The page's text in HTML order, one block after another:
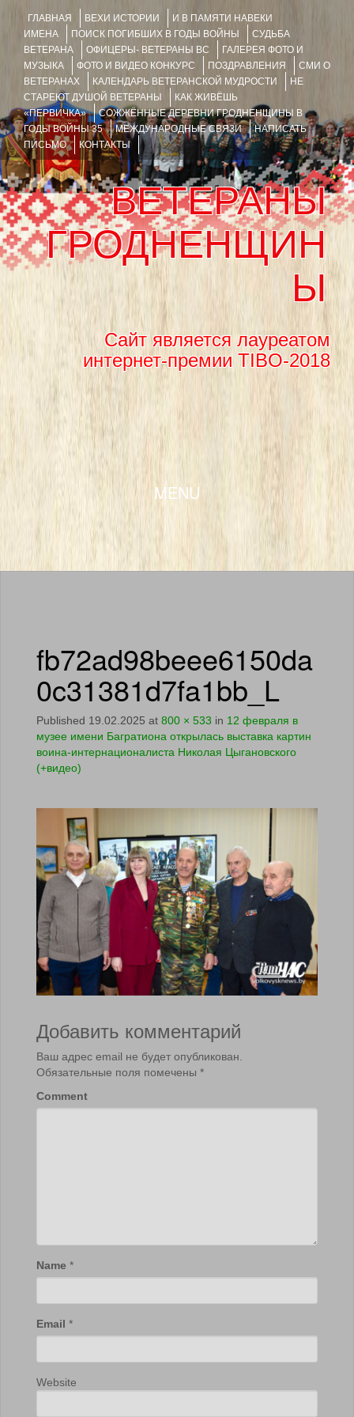
ГЛАВНАЯ ВЕХИ ИСТОРИИ
И В ПАМЯТИ НАВЕКИ
ИМЕНА
ПОИСК ПОГИБШИХ В ГОДЫ ВОЙНЫ
СУДЬБА
ВЕТЕРАНА
ОФИЦЕРЫ- ВЕТЕРАНЫ ВС
ГАЛЕРЕЯ ФОТО И
МУЗЫКА
ФОТО И ВИДЕО КОНКУРС ПОЗДРАВЛЕНИЯ
СМИ О
ВЕТЕРАНАХ
КАЛЕНДАРЬ ВЕТЕРАНСКОЙ МУДРОСТИ
НЕ
СТАРЕЮТ ДУШОЙ ВЕТЕРАНЫ
КАК ЖИВЁШЬ
«ПЕРВИЧКА»
СОЖЖЁННЫЕ ДЕРЕВНИ ГРОДНЕНЩИНЫ В
ГОДЫ ВОЙНЫ 35
МЕЖДУНАРОДНЫЕ СВЯЗИ
НАПИСАТЬ
ПИСЬМО
КОНТАКТЫ
ВЕТЕРАНЫ
ГРОДНЕНЩИН
Ы
Сайт является лауреатом
интернет-премии TIBO-2018
MENU
SKIP TO CONTENT
fb72ad98beee6150da
0c31381d7fa1bb_L
Published 19.02.2025 at 800 × 533 in 12 февраля в
музее имени Багратиона открылась выставка картин
воина-интернационалиста Николая Цыгановского
(+видео)
Добавить комментарий
Ваш адрес email не будет опубликован.
Обязательные поля помечены *
Comment
Name *
Email *
Website